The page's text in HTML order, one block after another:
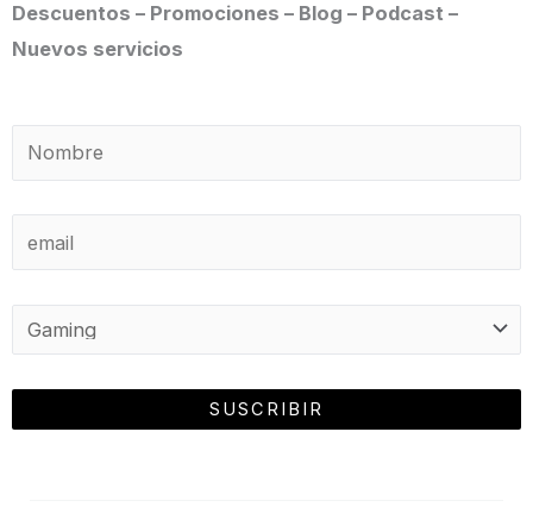
Descuentos – Promociones – Blog – Podcast –
Nuevos servicios